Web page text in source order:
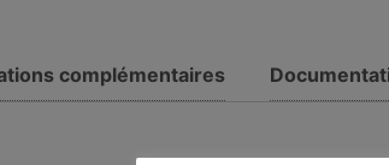
complémentaires